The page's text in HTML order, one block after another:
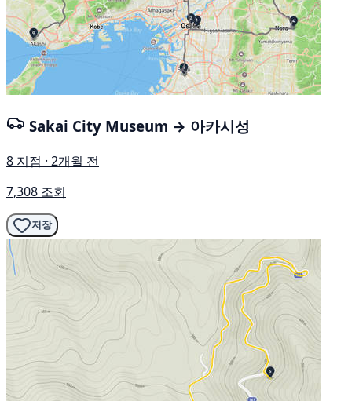
Sakai City Museum → 아카시성
8 지점 · 2개월 전
7,308 조회
저장